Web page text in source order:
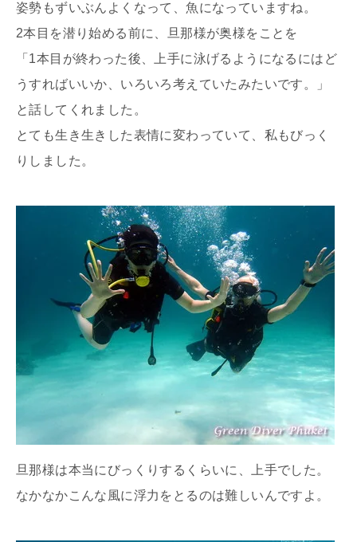
姿勢もずいぶんよくなって、魚になっていますね。
2本目を潜り始める前に、旦那様が奥様をことを
「1本目が終わった後、上手に泳げるようになるにはど
うすればいいか、いろいろ考えていたみたいです。」
と話してくれました。
とても生き生きした表情に変わっていて、私もびっく
りしました。
旦那様は本当にびっくりするくらいに、上手でした。
なかなかこんな風に浮力をとるのは難しいんですよ。